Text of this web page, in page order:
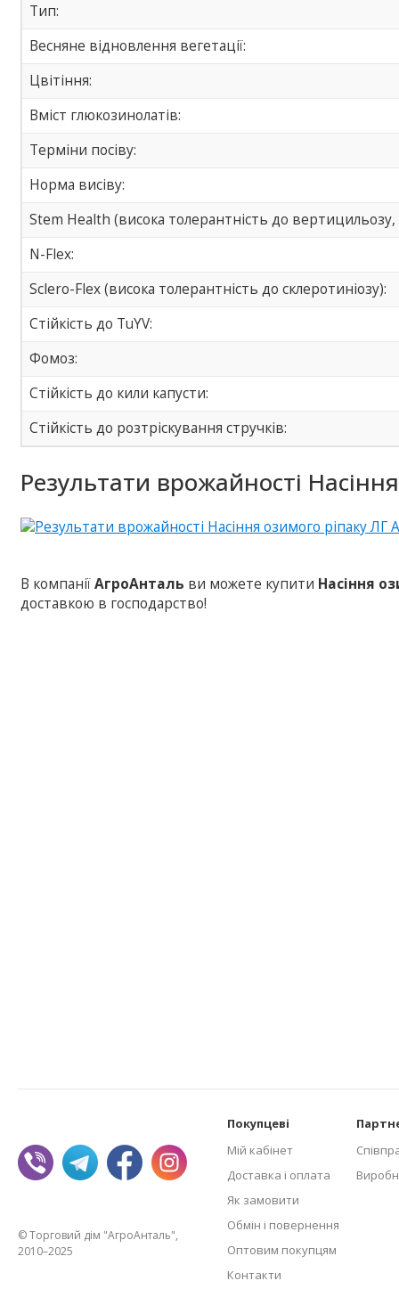
Тип:
Весняне відновлення вегетації:
Цвітіння:
Вміст глюкозинолатів:
Терміни посіву:
Норма висіву:
Stem Health (висока толерантність до
N-Flex:
Sclero-Flex (висока толерантність до склеротиніозу):
Стійкість до TuYV:
Фомоз:
Стійкість до кили капусти:
Стійкість до розтріскування стручків:
Результати врожайності
В компаніїАгроАнталь ви можете купити Насіння
доставкою в господарство!
© Торговий дім "АгроАнталь",
2010–2025
Покупцеві
Мій кабінет
Доставка і оплата
Як замовити
Обмін і повернення
Оптовим покупцям
Контакти